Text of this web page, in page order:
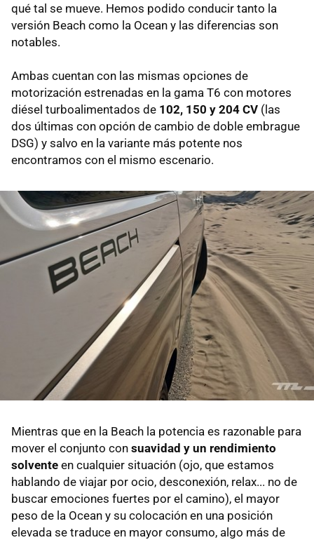
qué tal se mueve. Hemos podido conducir tanto la
versión Beach como la Ocean y las diferencias son
notables.
Ambas cuentan con las mismas opciones de
motorización estrenadas en la gama T6 con motores
diésel turboalimentados de 102, 150 y 204 CV (las
dos últimas con opción de cambio de doble embrague
DSG) y salvo en la variante más potente nos
encontramos con el mismo escenario.
Mientras que en la Beach la potencia es razonable para
mover el conjunto con suavidad y un rendimiento
solvente en cualquier situación (ojo, que estamos
hablando de viajar por ocio, desconexión, relax... no de
buscar emociones fuertes por el camino), el mayor
peso de la Ocean y su colocación en una posición
elevada se traduce en mayor consumo, algo más de